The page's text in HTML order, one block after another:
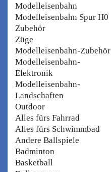
Modelleisenbahn
Modelleisenbahn Spur H0
Zubehör
Züge
Modelleisenbahn-Zubehör
Modelleisenbahn-
Elektronik
Modelleisenbahn-
Landschaften
Outdoor
Alles fürs Fahrrad
Alles fürs Schwimmbad
Andere Ballspiele
Badminton
Basketball